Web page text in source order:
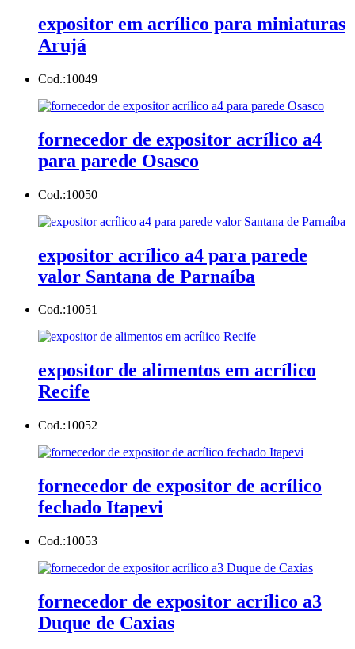
expositor em acrílico para miniaturas
Arujá
Cod.:10049
fornecedor de expositor acrílico a4
para parede Osasco
Cod.:10050
expositor acrílico a4 para parede
valor Santana de Parnaíba
Cod.:10051
expositor de alimentos em acrílico
Recife
Cod.:10052
fornecedor de expositor de acrílico
fechado Itapevi
Cod.:10053
fornecedor de expositor acrílico a3
Duque de Caxias